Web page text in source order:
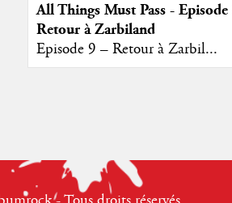
All Things Must Pass -
Retour à Zarbiland
Episode 9 – Retour à Zarbil...